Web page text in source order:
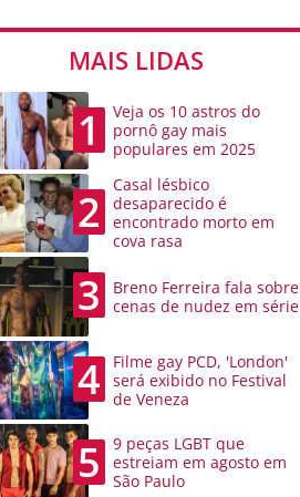
MAIS LIDAS
1
Veja os 10 astros do
pornô gay mais
populares em 2025
2
Casal lésbico
desaparecido é
encontrado morto em
cova rasa
3
Breno Ferreira fala sobre
cenas de nudez em série
4
Filme gay PCD, 'London'
será exibido no Festival
de Veneza
5
9 peças LGBT que
estreiam em agosto em
São Paulo